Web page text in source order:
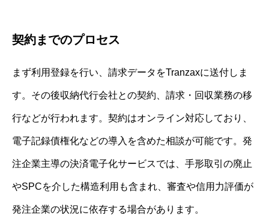
契約までのプロセス
まず利用登録を行い、請求データをTranzaxに送付しま
す。その後収納代行会社との契約、請求・回収業務の移
行などが行われます。契約はオンライン対応しており、
電子記録債権化などの導入を含めた相談が可能です。発
注企業主導の決済電子化サービスでは、手形取引の廃止
やSPCを介した構造利用も含まれ、審査や信用力評価が
発注企業の状況に依存する場合があります。